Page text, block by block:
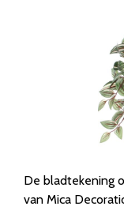
De bladtekening
van Mica